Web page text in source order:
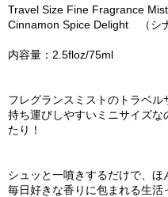
Travel Size Fine Fragrance Mist
Cinnamon Spice Delight （シ
内容量：2.5floz/75ml
フレグランスミストのトラベル
持ち運びしやすいミニサイズ
たり！
シュッと一噴きするだけで、ほ
毎日好きな香りに包まれる生